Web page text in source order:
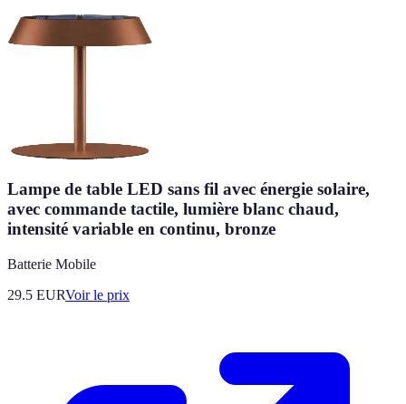
Lampe de table LED sans fil avec énergie solaire,
avec commande tactile, lumière blanc chaud,
intensité variable en continu, bronze
Batterie Mobile
29.5 EURVoir le prix